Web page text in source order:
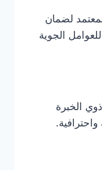
لضمان
الجوية
الخبرة